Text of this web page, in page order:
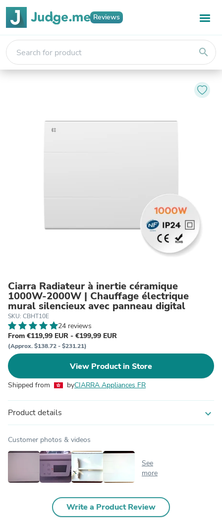
Reviews
search
Ciarra Radiateur à inertie céramique
1000W-2000W | Chauffage électrique
mural silencieux avec panneau digital
SKU: CBHT10E
24 reviews
From €119,99 EUR - €199,99 EUR
(Approx. $138.72 - $231.21)
View Product in Store
Shipped from byCIARRA Appliances FR
Product details expand_more
Customer photos & videos
See
more
Write a Product Review